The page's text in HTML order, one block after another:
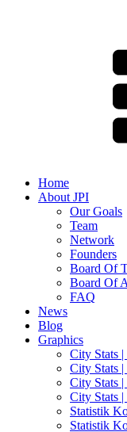
Home
About JPI
Our Goals
Team
Network
Founders
Board Of
Board Of
FAQ
News
Blog
Graphics
City Stats
City Stats
City Stats
City Stats
Statistik
Statistik